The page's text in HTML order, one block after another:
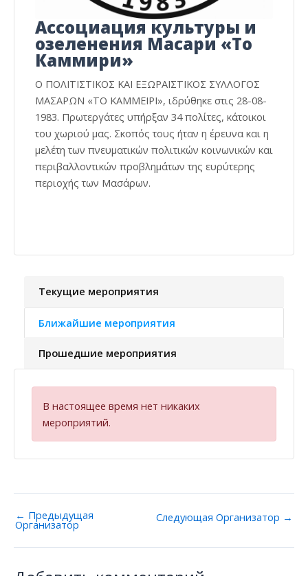
Ассоциация культуры и
озеленения Масари «То
Каммири»
Ο ΠΟΛΙΤΙΣΤΙΚΟΣ ΚΑΙ ΕΞΩΡΑΪΣΤΙΚΟΣ ΣΥΛΛΟΓΟΣ
ΜΑΣΑΡΩΝ «ΤΟ ΚΑΜΜΕΙΡΙ», ιδρύθηκε στις 28-08-
1983. Πρωτεργάτες υπήρξαν 34 πολίτες, κάτοικοι
του χωριού μας. Σκοπός τους ήταν η έρευνα και η
μελέτη των πνευματικών πολιτικών κοινωνικών και
περιβαλλοντικών προβλημάτων της ευρύτερης
περιοχής των Μασάρων.
Текущие мероприятия
Ближайшие мероприятия
Прошедшие мероприятия
В настоящее время нет никаких
мероприятий.
← Предыдущая
Oрганизатор
Следующая Oрганизатор →